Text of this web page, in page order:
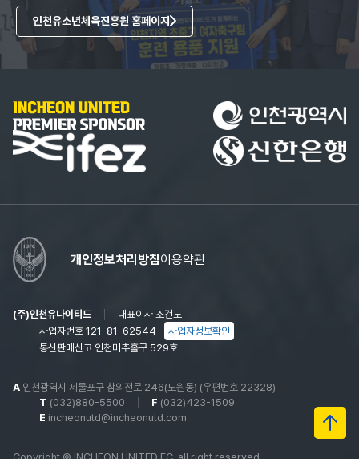
인천유소년체육진흥원 홈페이지
개인정보처리방침이용약관
(주)인천유나이티드
대표이사 조건도
사업자번호 121-81-62544
사업자정보확인
통신판매신고 인천미추홀구 529호
A 인천광역시 제물포구 참외전로 246(도원동) (우편번호 22328)
T (032)880-5500 F (032)423-1509
E incheonutd@incheonutd.com